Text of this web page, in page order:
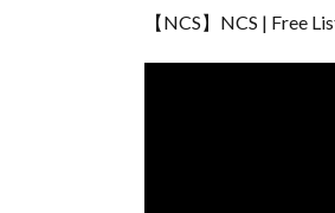
【NCS】NCS | Free